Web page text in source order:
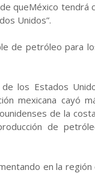
queMéxico tendrá
Unidos”.
de petróleo para
los Estados
mexicana cayó
de la
de
en la región